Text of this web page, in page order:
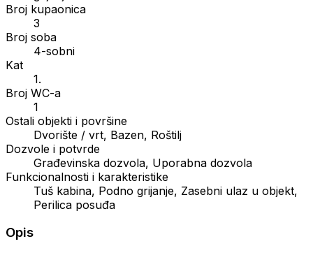
Broj kupaonica
3
Broj soba
4-sobni
Kat
1.
Broj WC-a
1
Ostali objekti i površine
Dvorište / vrt, Bazen, Roštilj
Dozvole i potvrde
Građevinska dozvola, Uporabna dozvola
Funkcionalnosti i karakteristike
Tuš kabina, Podno grijanje, Zasebni ulaz u objekt,
Perilica posuđa
Opis